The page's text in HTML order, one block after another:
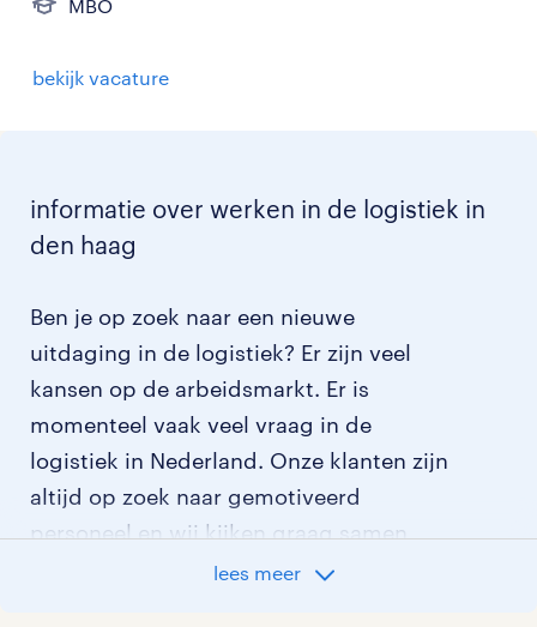
MBO
bekijk vacature
informatie over werken in de logistiek in
den haag
Ben je op zoek naar een nieuwe
uitdaging in de logistiek? Er zijn veel
kansen op de arbeidsmarkt. Er is
momenteel vaak veel vraag in de
logistiek in Nederland. Onze klanten zijn
altijd op zoek naar gemotiveerd
personeel en wij kijken graag samen
met je naar de organisatie die het beste
lees meer